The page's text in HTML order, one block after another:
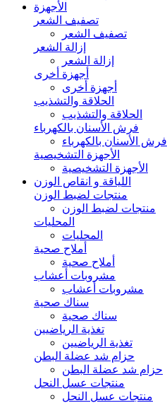
الأجهزة
تصفيف الشعر
تصفيف الشعر
إزالة الشعر
إزالة الشعر
أجهزة أخرى
أجهزة أخرى
الحلاقة والتشذيب
الحلاقة والتشذيب
فرش الأسنان بالكهرباء
فرش الأسنان بالكهرباء
الأجهزة التشخيصية
الأجهزة التشخيصية
اللياقة و انقاص الوزن
منتجات لضبط الوزن
منتجات لضبط الوزن
المحليات
المحليات
أملاح صحية
أملاح صحية
مشروبات أعشاب
مشروبات أعشاب
سناك صحية
سناك صحية
تغذية الرياضيين
تغذية الرياضيين
حزام شد عضلة البطن
حزام شد عضلة البطن
منتجات عسل النحل
منتجات عسل النحل